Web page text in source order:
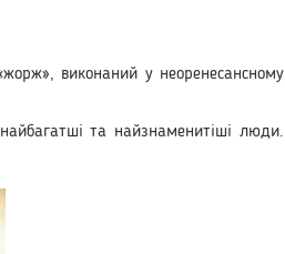
виконаний у неоренесансному
та найзнаменитіші люди.